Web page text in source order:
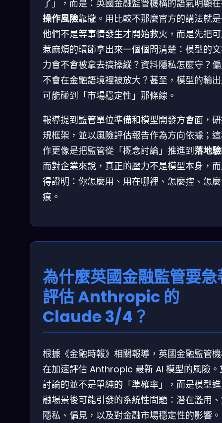
了」，而是：英國金融監管機構的語氣明顯
操作風險靠攏。用比較不那麼官方的講法就
他們不是等事情發生才開始救火，而是先把
惹麻煩的環節拿出來一個個問清楚：模型的
力會不會被拿去搞操縱？資料隱私怎麼守？
不會在金融語境裡被放大？甚至，模型的輸
可能碰到「市場穩定性」那條線。
報導提到監管單位準備和模型開發方會面，
規框架，並以風險評估報告作為方向依據；
作更像是把監管從「概念討論」推進到落地
而對企業來說，真正的壓力不是模型本身，
得證明：你怎麼用、用在哪裡、怎麼控、怎
痕。
為什麼英國金融監管要急
評估 Anthropic 的
Claude 3/4？
根據《金融時報》相關報導，英國金融監管
在加速評估 Anthropic 最新 AI 模型的風險。
討論的並不是單純的「準確率」，而是模型
融場景後可能引發的系統性問題：潛在濫用
隱私、偏見，以及對金融市場穩定性的影響。